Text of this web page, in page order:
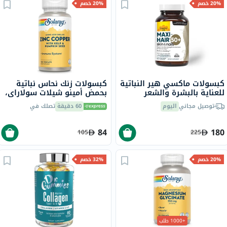
20% خصم
كبسولات ماكسي هير النباتية
للعناية بالبشرة والشعر
كاونتري لايف، 60 كبسولة
توصيل مجاني اليوم
180
225
20% خصم
كبسولات زنك نحاس نباتية
بحمض أمينو شيلات سولاراي،
100 كبسولة 60 دقيقة تصلك في
84
105
20% خصم
+1000 طلب
32% خصم